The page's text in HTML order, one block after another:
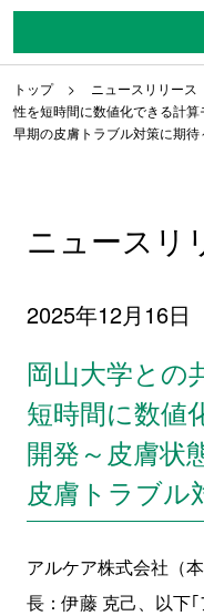
トップ ニュースリリース
性を短時間に数値化できる計
早期の皮膚トラブル対策に期待
ニュースリ
2025年12月16日
岡山大学との
短時間に数値
開発～皮膚状
皮膚トラブル
アルケア株式会社（
長：伊藤 克己、以下